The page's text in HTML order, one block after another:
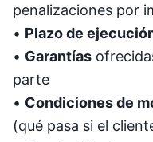
penalizaciones por
• Plazo de
• Garantías
parte
• Condiciones de
(qué pasa si el